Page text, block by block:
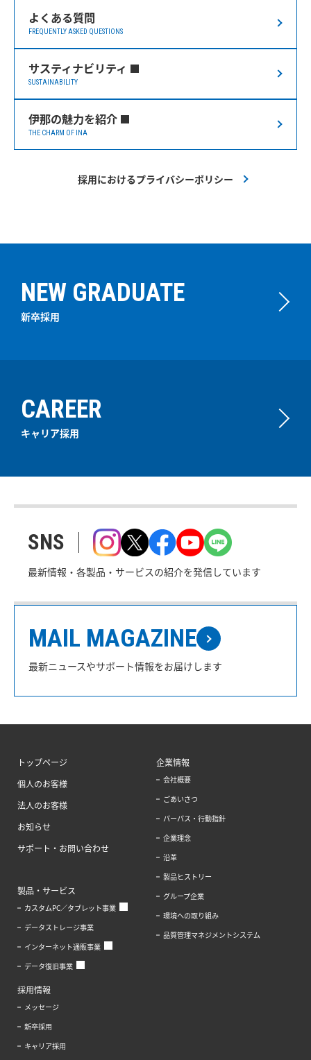
よくある質問
FREQUENTLY ASKED QUESTIONS
サスティナビリティ
SUSTAINABILITY
伊那の魅力を紹介
THE CHARM OF INA
採用におけるプライバシーポリシー
NEW GRADUATE
新卒採用
CAREER
キャリア採用
SNS
最新情報・各製品・サービスの紹介を発信しています
MAIL MAGAZINE
最新ニュースやサポート情報をお届けします
トップページ
個人のお客様
法人のお客様
お知らせ
サポート・お問い合わせ
製品・サービス
カスタムPC／タブレット事業
データストレージ事業
インターネット通販事業
データ復旧事業
企業情報
会社概要
ごあいさつ
パーパス・行動指針
企業理念
沿革
製品ヒストリー
グループ企業
環境への取り組み
品質管理マネジメントシステム
採用情報
メッセージ
新卒採用
キャリア採用